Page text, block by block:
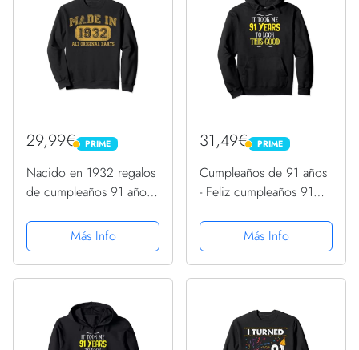
29,99€ PRIME
PRIME
Nacido en 1932 regalos
de cumpleaños 91 años
SudaderaMás Info
31,49€ PRIME
PRIME
Cumpleaños de 91 años
- Feliz cumpleaños 91
Más Info